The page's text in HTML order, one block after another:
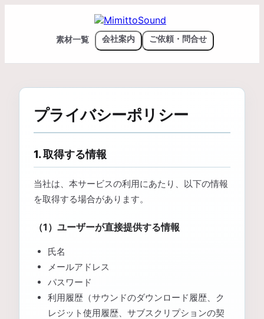
素材一覧 会社案内 ご依頼・問合せ
プライバシーポリシー
1. 取得する情報
当社は、本サービスの利用にあたり、以下の情報
を取得する場合があります。
（1）ユーザーが直接提供する情報
氏名
メールアドレス
パスワード
利用履歴（サウンドのダウンロード履歴、ク
レジット使用履歴、サブスクリプションの契